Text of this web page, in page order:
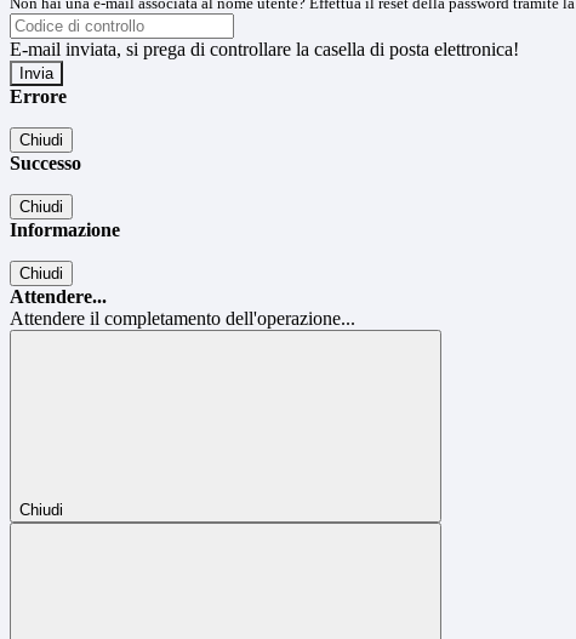
E-mail inviata, si prega di controllare la casella di posta elettronica!
Errore
Chiudi
Successo
Chiudi
Informazione
Chiudi
Attendere...
Attendere il completamento dell'operazione...
Chiudi